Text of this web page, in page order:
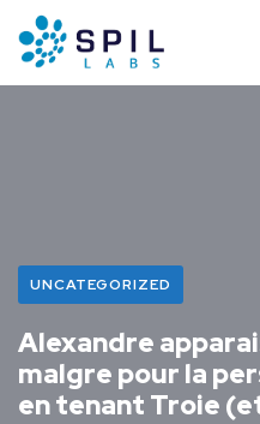
UNCATEGORIZED
Alexandre
malgre pour la
en tenant Troie